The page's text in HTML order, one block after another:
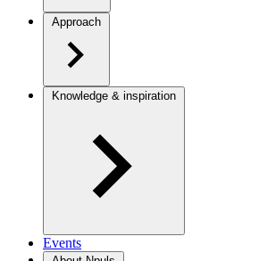
Approach
Knowledge & inspiration
Events